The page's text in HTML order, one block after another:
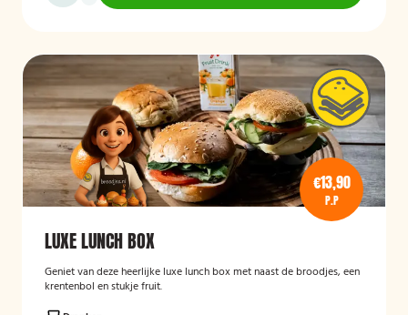
€13,90
P.P
LUXE LUNCH BOX
Geniet van deze heerlijke luxe lunch box met naast de broodjes, een
krentenbol en stukje fruit.